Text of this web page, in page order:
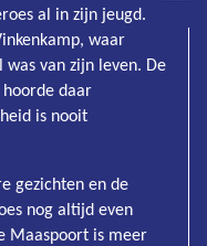
al in zijn jeugd.
waar
was van zijn leven. De
daar
is nooit
gezichten en de
nog altijd even
Maaspoort is meer